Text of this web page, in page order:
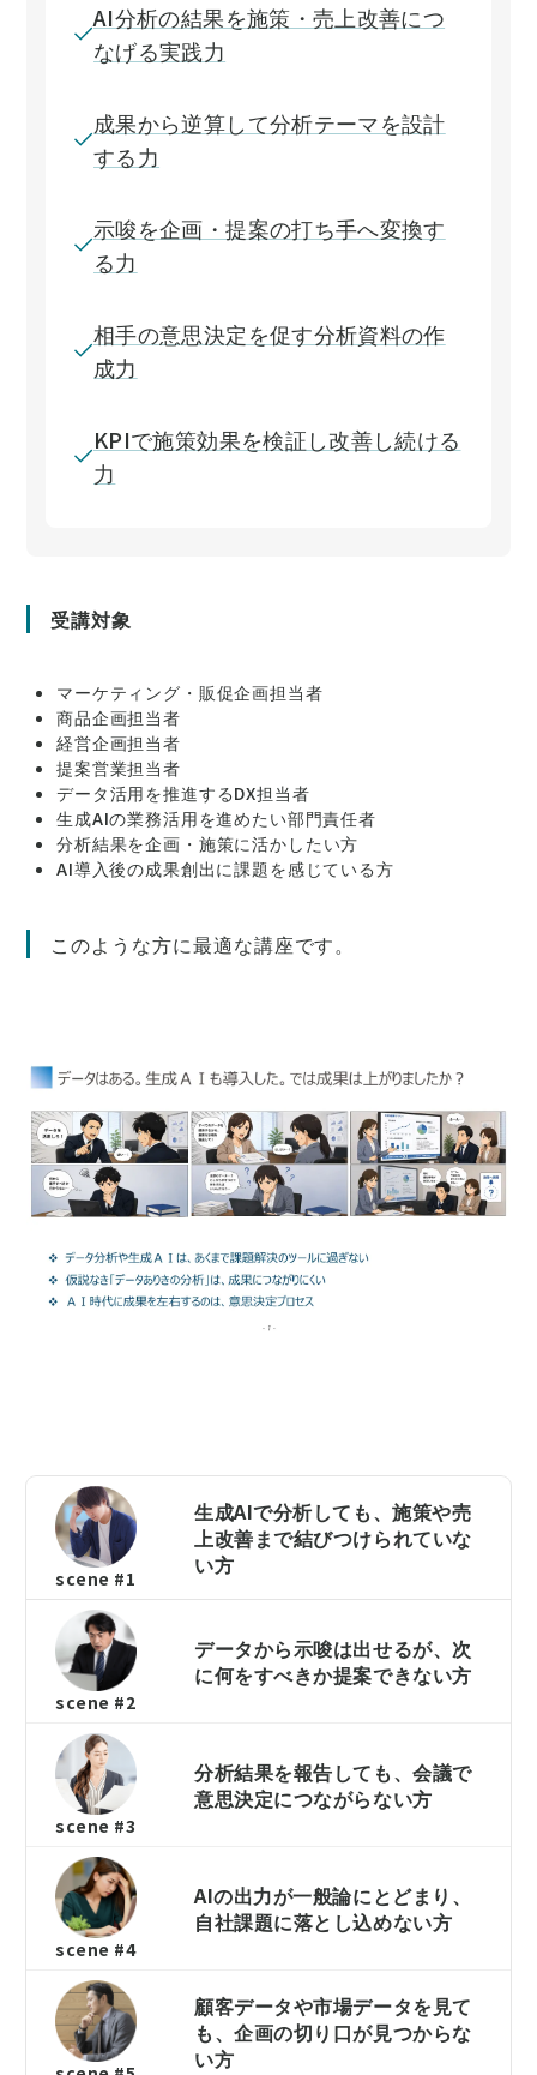
AI分析の結果を施策・売上改善につ
なげる実践力
成果から逆算して分析テーマを設計
する力
示唆を企画・提案の打ち手へ変換す
る力
相手の意思決定を促す分析資料の作
成力
KPIで施策効果を検証し改善し続ける
力
受講対象
マーケティング・販促企画担当者
商品企画担当者
経営企画担当者
提案営業担当者
データ活用を推進するDX担当者
生成AIの業務活用を進めたい部門責任者
分析結果を企画・施策に活かしたい方
AI導入後の成果創出に課題を感じている方
このような方に最適な講座です。
scene #1
生成AIで分析しても、施策や売
上改善まで結びつけられていな
い方
scene #2
データから示唆は出せるが、次
に何をすべきか提案できない方
scene #3
分析結果を報告しても、会議で
意思決定につながらない方
scene #4
AIの出力が一般論にとどまり、
自社課題に落とし込めない方
顧客データや市場データを見て
も、企画の切り口が見つからな
い方